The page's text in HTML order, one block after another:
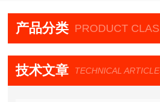
产品分类 PRODUCT
技术文章 TECHNICAL